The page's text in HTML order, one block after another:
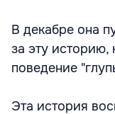
В декабре она
за эту историю,
поведение
Эта история